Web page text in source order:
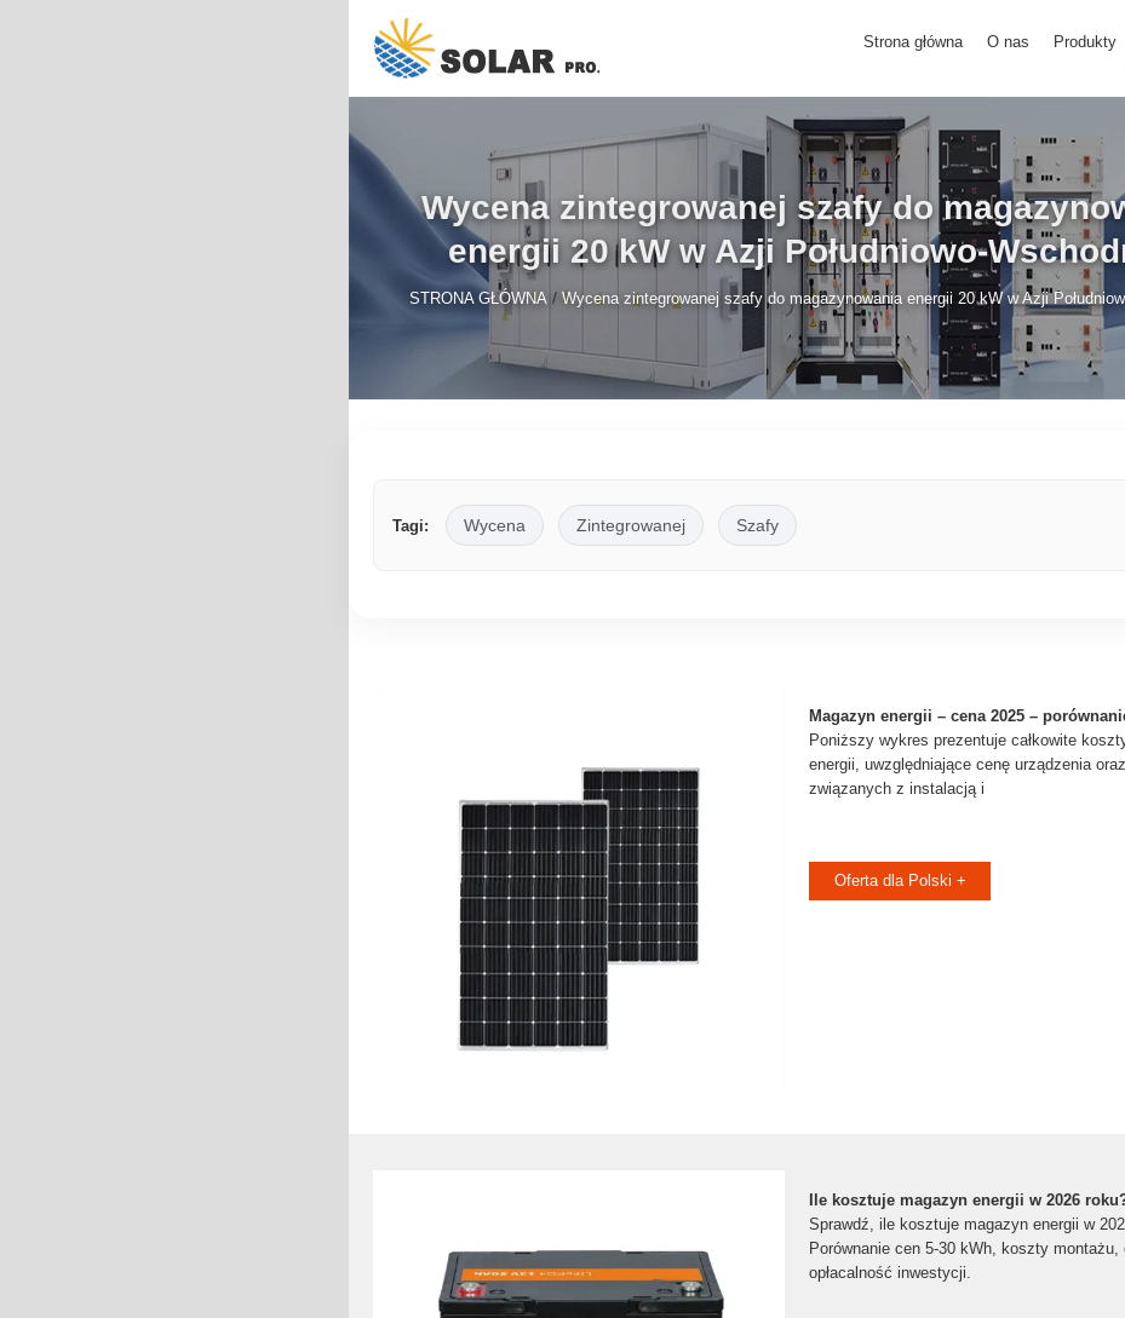
Strona główna O nas Produkty
Wycena zintegrowanej szafy do
energii 20 kW w Azji Południowo-
STRONA GŁÓWNA / Wycena zintegrowanej szafy do magazynowania energii 20 kW w Azji
Tagi: Wycena Zintegrowanej Szafy
Magazyn energii – cena 2025 –
Poniższy wykres prezentuje całkowite
energii, uwzględniające cenę urządzenia
związanych z instalacją i
Oferta dla Polski +
Ile kosztuje magazyn energii w 2026
Sprawdź, ile kosztuje magazyn energii w
Porównanie cen 5-30 kWh, koszty montażu,
opłacalność inwestycji.